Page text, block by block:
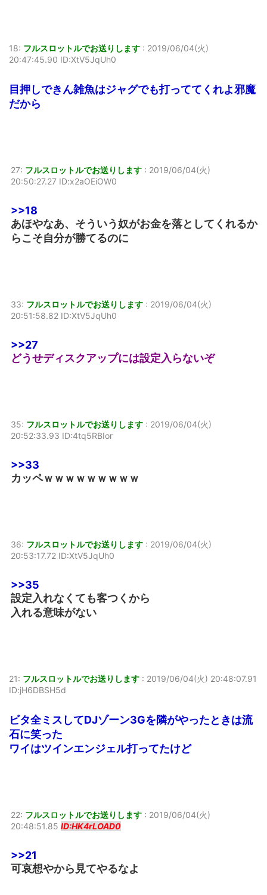
18: フルスロットルでお送りします : 2019/06/04(火)
20:47:45.90 ID:XtV5JqUh0
目押しできん雑魚はジャグでも打っててくれよ邪魔
だから
27: フルスロットルでお送りします : 2019/06/04(火)
20:50:27.27 ID:x2aOEiOW0
>>18
あほやなあ、そういう奴がお金を落としてくれるか
らこそ自分が勝てるのに
33: フルスロットルでお送りします : 2019/06/04(火)
20:51:58.82 ID:XtV5JqUh0
>>27
どうせディスクアップには設定入らないぞ
35: フルスロットルでお送りします : 2019/06/04(火)
20:52:33.93 ID:4tq5RBIor
>>33
カッペｗｗｗｗｗｗｗｗｗ
36: フルスロットルでお送りします : 2019/06/04(火)
20:53:17.72 ID:XtV5JqUh0
>>35
設定入れなくても客つくから
入れる意味がない
21: フルスロットルでお送りします : 2019/06/04(火) 20:48:07.91
ID:jH6DBSH5d
ビタ全ミスしてDJゾーン3Gを隣がやったときは流
石に笑った
ワイはツインエンジェル打ってたけど
22: フルスロットルでお送りします : 2019/06/04(火)
20:48:51.85 ID:HK4rLOAD0
>>21
可哀想やから見てやるなよ